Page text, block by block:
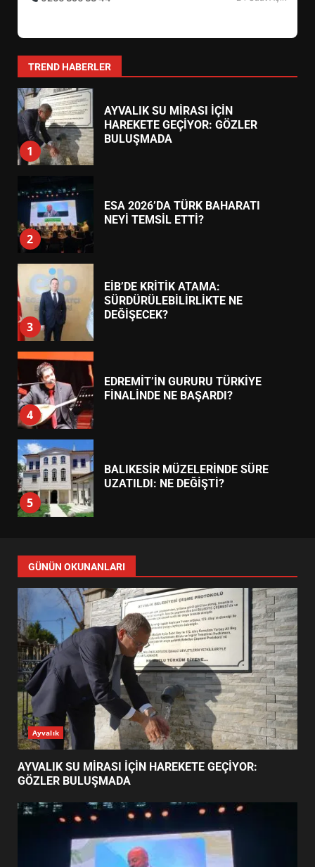
TREND HABERLER
7
YENİ YÖNETİM NASIL
1
AYVALIK SU MİRASI İÇİN
HAREKETE GEÇİYOR: GÖZLER
BULUŞMADA
2
ESA 2026’DA TÜRK BAHARATI
NEYİ TEMSİL ETTİ?
3
EİB’DE KRİTİK ATAMA:
SÜRDÜRÜLEBİLİRLİKTE NE
DEĞİŞECEK?
4
EDREMİT’İN GURURU TÜRKİYE
FİNALİNDE NE BAŞARDI?
5
BALIKESİR MÜZELERİNDE SÜRE
UZATILDI: NE DEĞİŞTİ?
6
TURNUVASI KAYITLARI NEYİ
DEĞİŞTİRİYOR?
7
BURHANİYE BELEDİYESPOR’DA
YENİ YÖNETİM NASIL
ŞEKİLLENDİ?
1
AYVALIK SU MİRASI İÇİN
HAREKETE GEÇİYOR: GÖZLER
BULUŞMADA
ESA 2026’DA TÜRK BAHARATI
NEYİ TEMSİL ETTİ?
GÜNÜN OKUNANLARI
Ayvalık
AYVALIK SU MİRASI İÇİN HAREKETE GEÇİYOR:
GÖZLER BULUŞMADA